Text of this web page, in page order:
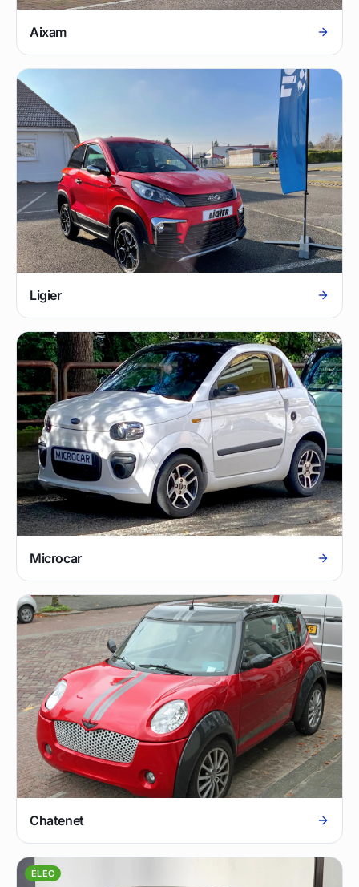
Aixam
Ligier
Microcar
Chatenet
ÉLEC